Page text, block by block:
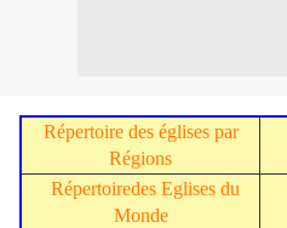
Répertoire des églises par
Régions
Répertoiredes Eglises du
Monde